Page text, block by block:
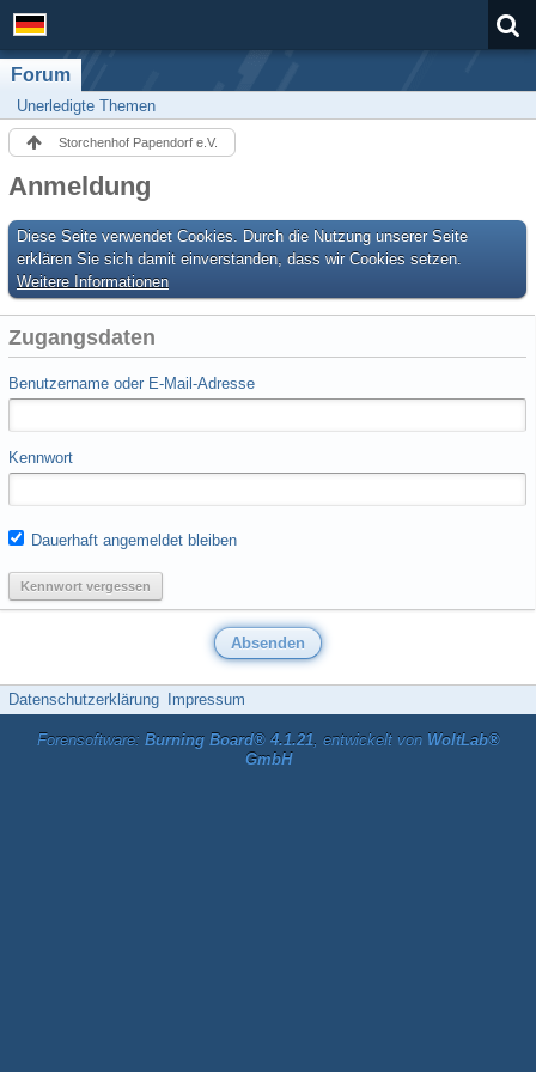
Forum
Unerledigte Themen
Storchenhof Papendorf e.V.
Anmeldung
Diese Seite verwendet Cookies. Durch die Nutzung unserer Seite
erklären Sie sich damit einverstanden, dass wir Cookies setzen.
Weitere Informationen
Zugangsdaten
Benutzername oder E-Mail-Adresse
Kennwort
Dauerhaft angemeldet bleiben
Kennwort vergessen
Datenschutzerklärung Impressum
Forensoftware: Burning Board® 4.1.21, entwickelt von WoltLab®
GmbH